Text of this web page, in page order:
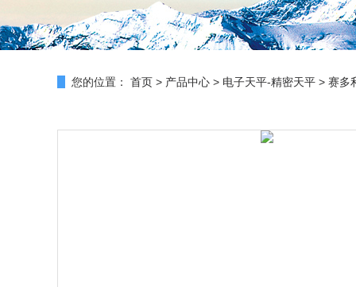
您的位置： 首页 > 产品中心 > 电子天平-精密天平 > 赛多